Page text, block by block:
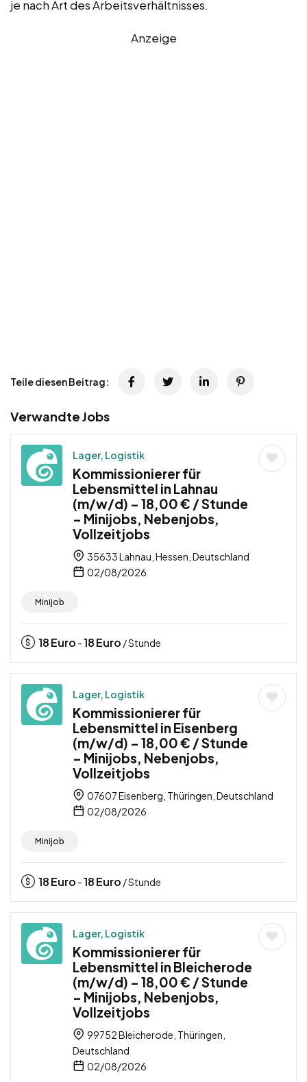
je nach Art des Arbeitsverhältnisses.
Anzeige
Teile diesen Beitrag:
Verwandte Jobs
Lager, Logistik
Kommissionierer für
Lebensmittel in Lahnau
(m/w/d) – 18,00 € / Stunde
– Minijobs, Nebenjobs,
Vollzeitjobs
35633 Lahnau, Hessen, Deutschland
02/08/2026
Minijob
18Euro -18Euro / Stunde
Lager, Logistik
Kommissionierer für
Lebensmittel in Eisenberg
(m/w/d) – 18,00 € / Stunde
– Minijobs, Nebenjobs,
Vollzeitjobs
07607 Eisenberg, Thüringen, Deutschland
02/08/2026
Minijob
18Euro -18Euro / Stunde
Lager, Logistik
Kommissionierer für
Lebensmittel in Bleicherode
(m/w/d) – 18,00 € / Stunde
– Minijobs, Nebenjobs,
Vollzeitjobs
99752 Bleicherode, Thüringen,
Deutschland
02/08/2026